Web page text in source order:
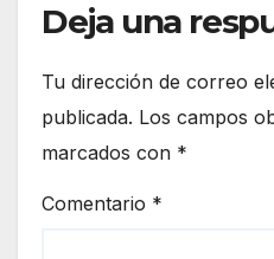
Deja una
Tu dirección de correo
publicada. Los campos
marcados con *
Comentario *